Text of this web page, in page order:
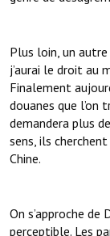
Plus loin, un autre
j’aurai le droit au
Finalement
douanes que l’on
demandera plus
sens, ils
Chine.
On s’approche
perceptible. Les